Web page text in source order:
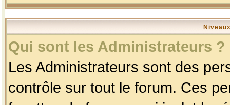
Qui sont les Administrateurs ?
Les Administrateurs sont des
contrôle sur tout le forum. Ces